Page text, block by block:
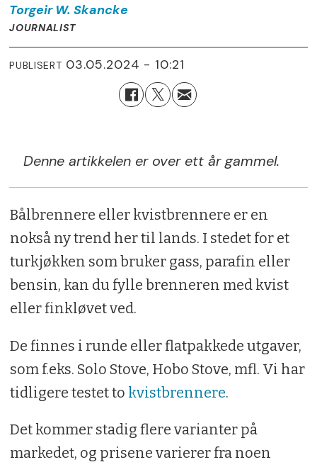
Torgeir W. Skancke
JOURNALIST
PUBLISERT 03.05.2024 - 10:21
Denne artikkelen er over ett år gammel.
Bålbrennere eller kvistbrennere er en
nokså ny trend her til lands. I stedet for et
turkjøkken som bruker gass, parafin eller
bensin, kan du fylle brenneren med kvist
eller finkløvet ved.
De finnes i runde eller flatpakkede utgaver,
som f.eks. Solo Stove, Hobo Stove, mfl. Vi har
tidligere testet to kvistbrennere.
Det kommer stadig flere varianter på
markedet, og prisene varierer fra noen